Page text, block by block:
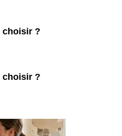
choisir ?
choisir ?